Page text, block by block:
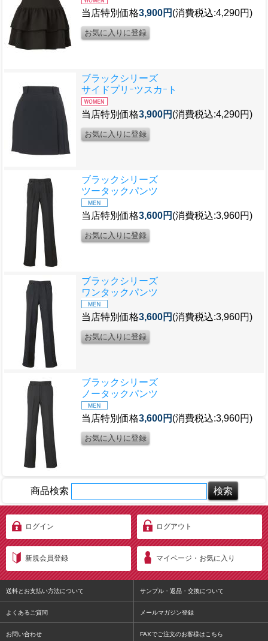
当店特別価格3,900円 (消費税込:4,290円)
ブラックシリーズ
サイドプリｰツスカｰト
当店特別価格3,900円 (消費税込:4,290円)
ブラックシリーズ
ツータックパンツ
当店特別価格3,600円 (消費税込:3,960円)
ブラックシリーズ
ワンタックパンツ
当店特別価格3,600円 (消費税込:3,960円)
ブラックシリーズ
ノータックパンツ
当店特別価格3,600円 (消費税込:3,960円)
商品検索
ログイン ログアウト
新規会員登録 マイページ・お気に入り
送料とお支払い方法について サンプル・返品・交換について
よくあるご質問 メールマガジン登録
お問い合わせ FAXでご注文のお客様はこちら